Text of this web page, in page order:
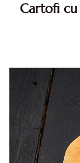
Cartofi